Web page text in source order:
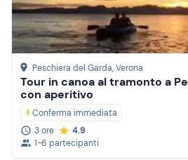
Peschiera del Garda, Verona
Tour in canoa al tramonto a
con aperitivo
Conferma immediata
3 ore
4.9
1-6 partecipanti